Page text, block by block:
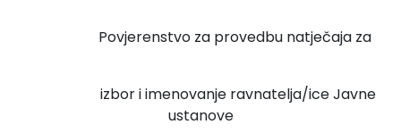
Povjerenstvo za provedbu natječaja za
izbor i imenovanje ravnatelja/ice Javne
ustanove